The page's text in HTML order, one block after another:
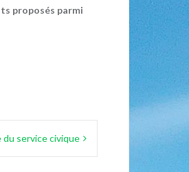
proposés parmi
du service civique